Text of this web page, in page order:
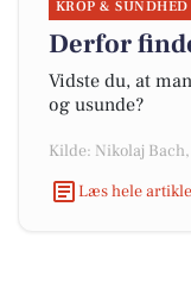
KROP & SUNDHED
Derfor
Vidste du, at
og usunde?
Kilde: Nikolaj
Læs hele